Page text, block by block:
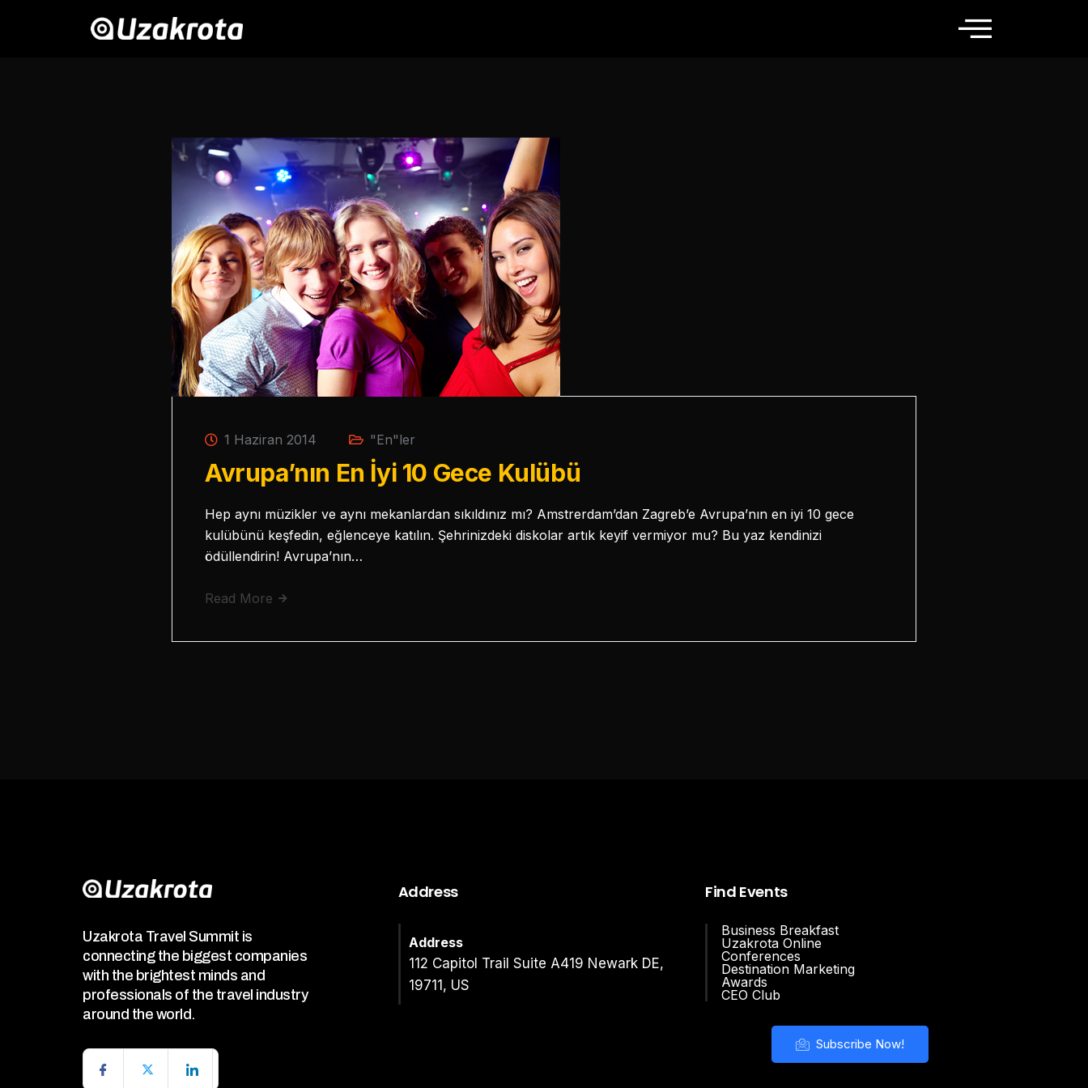
1 Haziran 2014 "En"ler
Avrupa’nın En İyi 10 Gece Kulübü
Hep aynı müzikler ve aynı mekanlardan sıkıldınız mı? Amstrerdam’dan Zagreb’e Avrupa’nın en iyi 10 gece
kulübünü keşfedin, eğlenceye katılın. Şehrinizdeki diskolar artık keyif vermiyor mu? Bu yaz kendinizi
ödüllendirin! Avrupa’nın…
Read More
Uzakrota Travel Summit is
connecting the biggest companies
with the brightest minds and
professionals of the travel industry
around the world.
Address
Address
112 Capitol Trail Suite A419 Newark DE,
19711, US
Find Events
Business Breakfast
Uzakrota Online
Conferences
Destination Marketing
Awards
CEO Club
Subscribe Now!